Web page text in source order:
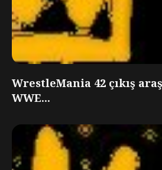
WrestleMania 42 çıkış
WWE...